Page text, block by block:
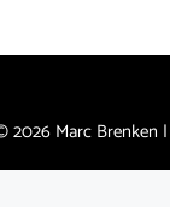
2026 Marc Brenken